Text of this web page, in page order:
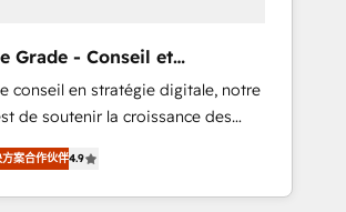
Grâce à une
éprouvée auprès de plus de
nous comprenons rapidement
et intégrons parfaitement
votre organisation. Pour toute
ou besoin de
Grade - Conseil et
HubSpot
conseil en stratégie digitale, notre
de soutenir la croissance des
B2B à travers l’acquisition de
l'intégration CRM et le
des revenus auprès de vos
案合作伙伴4.9